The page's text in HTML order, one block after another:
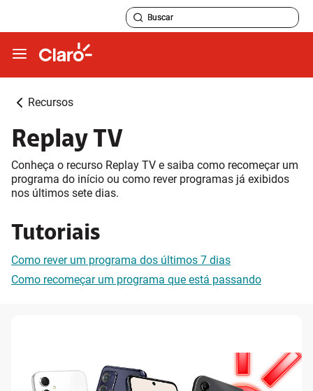
Recursos
Replay TV
Conheça o recurso Replay TV e saiba como recomeçar um
programa do início ou como rever programas já exibidos
nos últimos sete dias.
Tutoriais
Como rever um programa dos últimos 7 dias
Como recomeçar um programa que está passando